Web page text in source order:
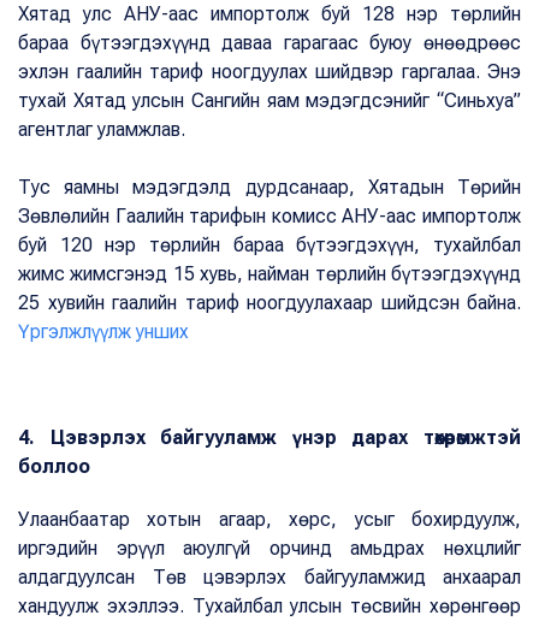
Хятад улс АНУ-аас импортолж буй 128 нэр төрлийн
бараа бүтээгдэхүүнд даваа гарагаас буюу өнөөдрөөс
эхлэн гаалийн тариф ноогдуулах шийдвэр гаргалаа. Энэ
тухай Хятад улсын Сангийн яам мэдэгдсэнийг “Синьхуа”
агентлаг уламжлав.
Тус яамны мэдэгдэлд дурдсанаар, Хятадын Төрийн
Зөвлөлийн Гаалийн тарифын комисс АНУ-аас импортолж
буй 120 нэр төрлийн бараа бүтээгдэхүүн, тухайлбал
жимс жимсгэнэд 15 хувь, найман төрлийн бүтээгдэхүүнд
25 хувийн гаалийн тариф ноогдуулахаар шийдсэн байна.
Үргэлжлүүлж унших
4. Цэвэрлэх байгууламж үнэр дарах төхөөрөмжтэй
боллоо
Улаанбаатар хотын агаар, хөрс, усыг бохирдуулж,
иргэдийн эрүүл аюулгүй орчинд амьдрах нөхцлийг
алдагдуулсан Төв цэвэрлэх байгууламжид анхаарал
хандуулж эхэллээ. Тухайлбал улсын төсвийн хөрөнгөөр